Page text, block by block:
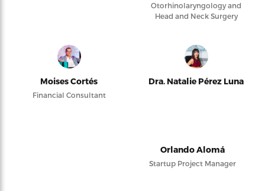
Otorhinolaryngology and
Head and Neck Surgery
Moises Cortés
Financial Consultant
Dra. Natalie Pérez Luna
Orlando Alomá
Startup Project Manager